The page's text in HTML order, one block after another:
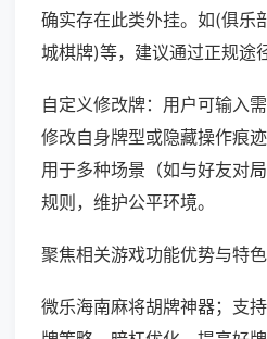
确实存在此类外挂。如(俱乐
城棋牌)等，建议通过正规途
自定义修改牌：用户可输入
修改自身牌型或隐藏操作痕
用于多种场景（如与好友对
规则，维护公平环境。
聚焦相关游戏功能优势与特色
微乐海南麻将胡牌神器；支